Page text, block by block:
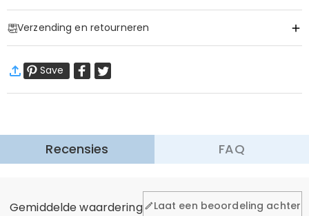
Verzending en retourneren
Wij willen dat u zich comfortabel en zeker voelt tijdens het
Save
Recensies FAQ
Gemiddelde waardering Laat een beoordeling achter